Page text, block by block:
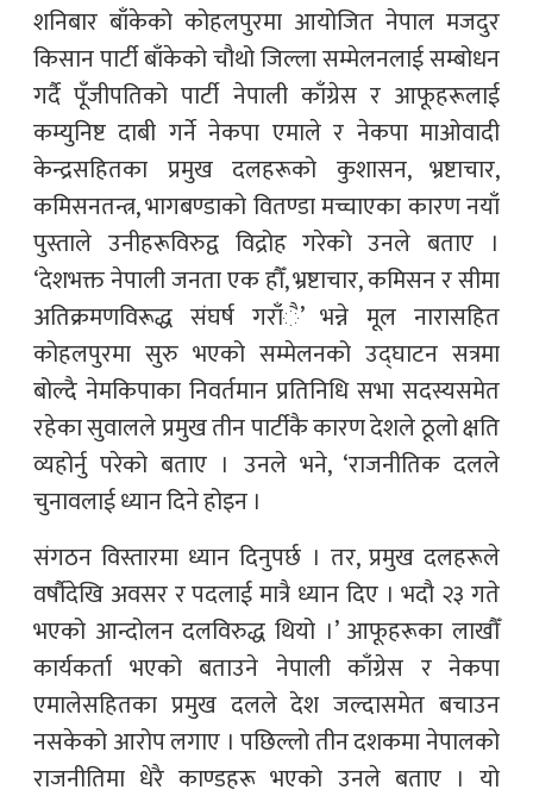
शनिबार बाँकेको कोहलपुरमा आयोजित नेपाल मजदुर
किसान पार्टी बाँकेको चौथो जिल्ला सम्मेलनलाई सम्बोधन
गर्दै पूँजीपतिको पार्टी नेपाली काँग्रेस र आफूहरूलाई
कम्युनिष्ट दाबी गर्ने नेकपा एमाले र नेकपा माओवादी
केन्द्रसहितका प्रमुख दलहरूको कुशासन, भ्रष्टाचार,
कमिसनतन्त्र, भागबण्डाको वितण्डा मच्चाएका कारण नयाँ
पुस्ताले उनीहरूविरुद्व विद्रोह गरेको उनले बताए ।
‘देशभक्त नेपाली जनता एक हौँ, भ्रष्टाचार, कमिसन र सीमा
अतिक्रमणविरूद्ध संघर्ष गराँै’ भन्ने मूल नारासहित
कोहलपुरमा सुरु भएको सम्मेलनको उद्घाटन सत्रमा
बोल्दै नेमकिपाका निवर्तमान प्रतिनिधि सभा सदस्यसमेत
रहेका सुवालले प्रमुख तीन पार्टीकै कारण देशले ठूलो क्षति
व्यहोर्नु परेको बताए । उनले भने, ‘राजनीतिक दलले
चुनावलाई ध्यान दिने होइन ।
संगठन विस्तारमा ध्यान दिनुपर्छ । तर, प्रमुख दलहरूले
वर्षौदेखि अवसर र पदलाई मात्रै ध्यान दिए । भदौ २३ गते
भएको आन्दोलन दलविरुद्ध थियो ।’ आफूहरूका लाखौँ
कार्यकर्ता भएको बताउने नेपाली काँग्रेस र नेकपा
एमालेसहितका प्रमुख दलले देश जल्दासमेत बचाउन
नसकेको आरोप लगाए । पछिल्लो तीन दशकमा नेपालको
राजनीतिमा धेरै काण्डहरू भएको उनले बताए । यो